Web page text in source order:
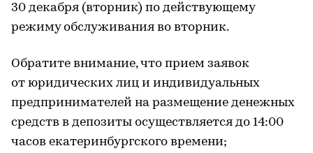
30 декабря (вторник) по действующему
режиму обслуживания во вторник.
Обратите внимание, что прием заявок
от юридических лиц и индивидуальных
предпринимателей на размещение денежных
средств в депозиты осуществляется до 14:00
часов екатеринбургского времени;